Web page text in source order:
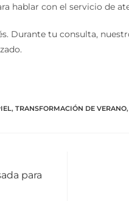
hablar con el servicio de
Durante tu consulta,
, TRANSFORMACIÓN DE VERANO,
para